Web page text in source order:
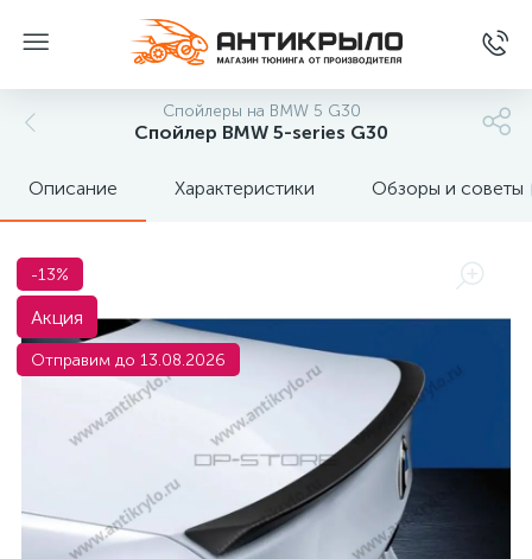
Спойлеры на BMW 5 G30
Спойлер BMW 5-series G30
Описание Характеристики Обзоры и советы
-13%
Акция
Отправим до 13.08.2026